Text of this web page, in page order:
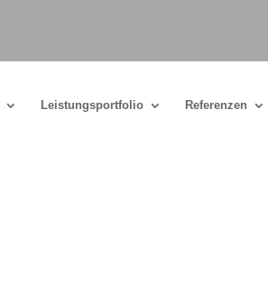
Leistungsportfolio Referenzen